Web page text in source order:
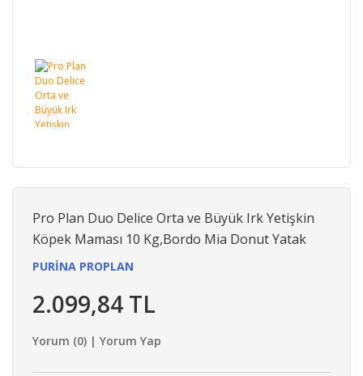
Pro Plan Duo Delice Orta ve Büyük Irk Yetişkin
Köpek Maması 10 Kg,Bordo Mia Donut Yatak
PURİNA PROPLAN
2.099,84 TL
Yorum (0) | Yorum Yap